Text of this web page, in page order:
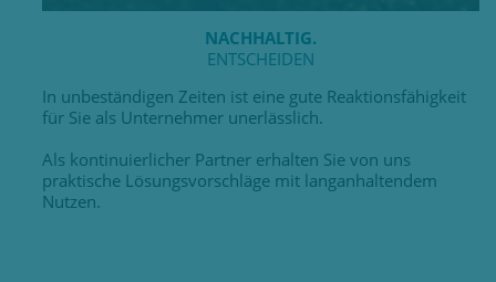
NACHHALTIG.
ENTSCHEIDEN
In unbeständigen Zeiten ist eine gute Reaktionsfähigkeit
für Sie als Unternehmer unerlässlich.
Als kontinuierlicher Partner erhalten Sie von uns
praktische Lösungsvorschläge mit langanhaltendem
Nutzen.